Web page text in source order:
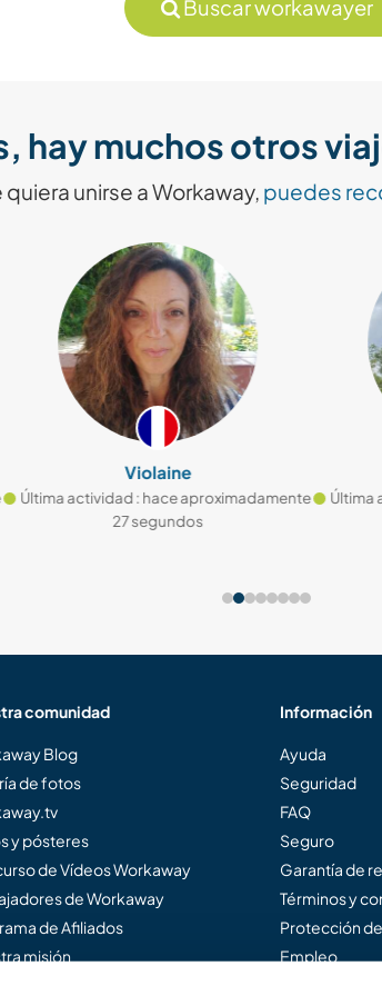
Buscar workawayer
hay muchos otros
unirse a Workaway, puedes
Violaine
actividad : hace aproximadamente
27 segundos
Última
comunidad
Blog
de fotos
y pósteres
de Vídeos Workaway
de Workaway
de Afiliados
misión
Información
Ayuda
Seguridad
FAQ
Seguro
Garantía de
Términos y
Protección
Empleo